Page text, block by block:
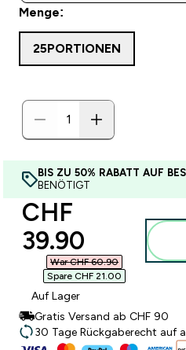
Menge:
25PORTIONEN
BIS ZU 50% RABATT AUF
BENÖTIGT
discounted
CHF
39.90‎
War CHF 60.90‎
Spare CHF 21.00‎
Auf Lager
Gratis Versand ab CHF 90
30 Tage Rückgaberecht auf